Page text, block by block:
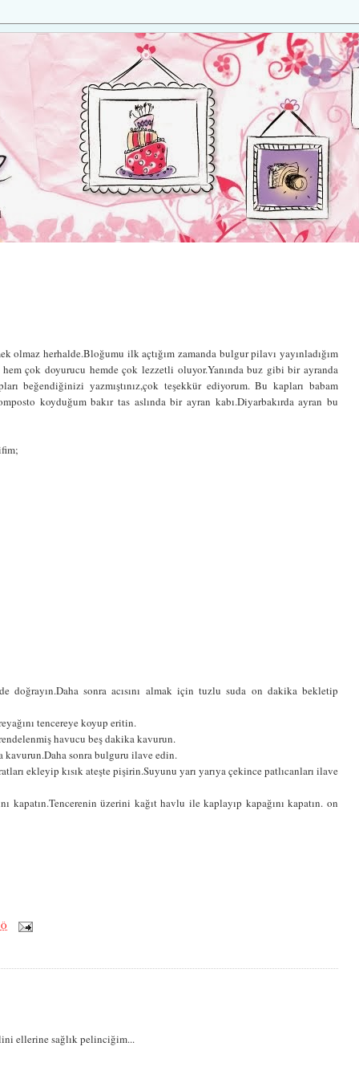
olmaz herhalde.Bloğumu ilk açtığım zamanda bulgur pilavı yayınladığım
çok doyurucu hemde çok lezzetli oluyor.Yanında buz gibi bir ayranda
beğendiğinizi yazmıştınız,çok teşekkür ediyorum. Bu kapları babam
koyduğum bakır tas aslında bir ayran kabı.Diyarbakırda ayran bu
doğrayın.Daha sonra acısını almak için tuzlu suda on dakika bekletip
tencereye koyup eritin.
havucu beş dakika kavurun.
kavurun.Daha sonra bulguru ilave edin.
ekleyip kısık ateşte pişirin.Suyunu yarı yarıya çekince patlıcanları ilave
kapatın.Tencerenin üzerini kağıt havlu ile kaplayıp kapağını kapatın. on
ellerine sağlık pelinciğim...